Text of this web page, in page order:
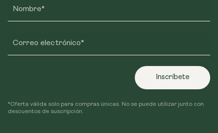
Nombre*
Correo electrónico*
Inscríbete
*Oferta válida solo para compras únicas. No se puede utilizar junto con
descuentos de suscripción.